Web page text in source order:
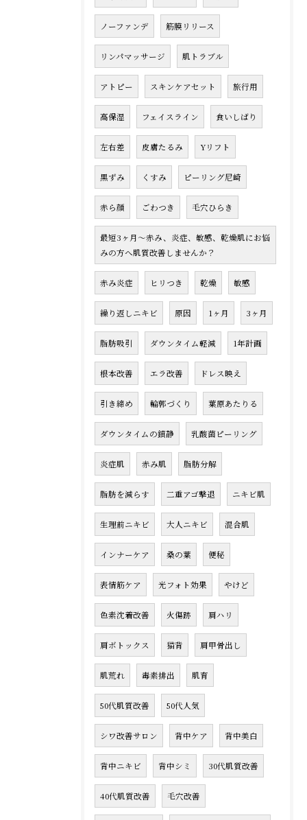
ノーファンデ 筋膜リリース
リンパマッサージ 肌トラブル
アトピー スキンケアセット 旅行用
高保湿 フェイスライン 食いしばり
左右差 皮膚たるみ Yリフト
黒ずみ くすみ ピーリング尼崎
赤ら顔 ごわつき 毛穴ひらき
最短3ヶ月〜赤み、炎症、敏感、乾燥肌にお悩
みの方へ肌質改善しませんか？
赤み炎症 ヒリつき 乾燥 敏感
繰り返しニキビ 原因 1ヶ月 3ヶ月
脂肪吸引 ダウンタイム軽減 1年計画
根本改善 エラ改善 ドレス映え
引き締め 輪郭づくり 葉原あたりる
ダウンタイムの鎮静 乳酸菌ピーリング
炎症肌 赤み肌 脂肪分解
脂肪を減らす 二重アゴ撃退 ニキビ肌
生理前ニキビ 大人ニキビ 混合肌
インナーケア 桑の葉 便秘
表情筋ケア 光フォト効果 やけど
色素沈着改善 火傷跡 肩ハリ
肩ボトックス 猫背 肩甲骨出し
肌荒れ 毒素排出 肌育
50代肌質改善 50代人気
シワ改善サロン 背中ケア 背中美白
背中ニキビ 背中シミ 30代肌質改善
40代肌質改善 毛穴改善